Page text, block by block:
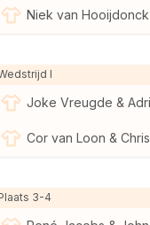
Niek van
I
Joke Vreugde &
Cor van Loon &
3-4